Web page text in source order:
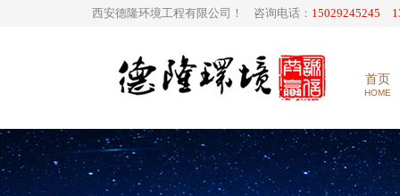
西安德隆环境工程有限公司！ 咨询电话： 15029245245
首页
HOME